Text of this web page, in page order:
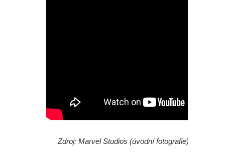
Zdroj: Marvel Studios (úvodní fotografie)